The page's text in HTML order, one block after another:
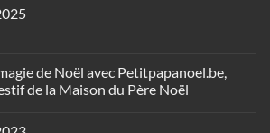
de Noël avec Petitpapanoel.be,
de la Maison du Père Noël